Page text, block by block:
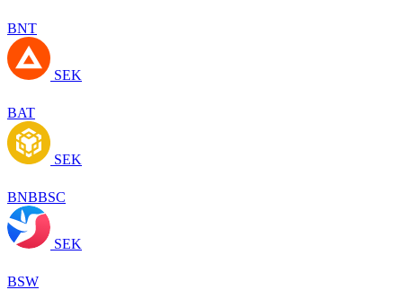
BNT
SEK
BAT
SEK
BNBBSC
SEK
BSW